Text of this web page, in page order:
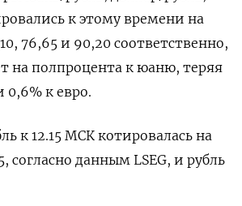
к этому времени ​на
76,65 и 90,20 соответственно,
на полпроцента к юаню, теряя
0,6% к евро.
к 12.15 МСК котировалась на
согласно данным LSEG, и рубль